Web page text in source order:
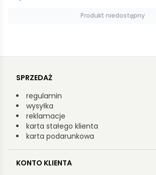
Dodaj do koszyka
SPRZEDAŻ
regulamin
wysyłka
reklamacje
karta stałego klienta
karta podarunkowa
KONTO KLIENTA